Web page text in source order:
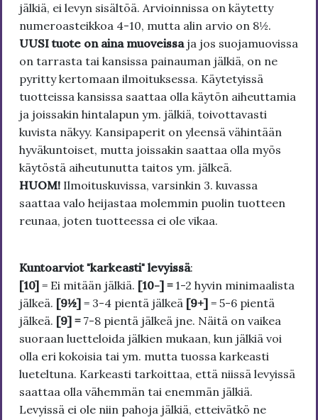
jälkiä, ei levyn sisältöä. Arvioinnissa on käytetty
numeroasteikkoa 4-10, mutta alin arvio on 8½.
UUSI tuote on aina muoveissa ja jos suojamuovissa
on tarrasta tai kansissa painauman jälkiä, on ne
pyritty kertomaan ilmoituksessa. Käytetyissä
tuotteissa kansissa saattaa olla käytön aiheuttamia
ja joissakin hintalapun ym. jälkiä, toivottavasti
kuvista näkyy. Kansipaperit on yleensä vähintään
hyväkuntoiset, mutta joissakin saattaa olla myös
käytöstä aiheutunutta taitos ym. jälkeä.
HUOM! Ilmoituskuvissa, varsinkin 3. kuvassa
saattaa valo heijastaa molemmin puolin tuotteen
reunaa, joten tuotteessa ei ole vikaa.
Kuntoarviot "karkeasti" levyissä:
[10] = Ei mitään jälkiä. [10-] = 1-2 hyvin minimaalista
jälkeä. [9½] = 3-4 pientä jälkeä [9+] = 5-6 pientä
jälkeä. [9] = 7-8 pientä jälkeä jne. Näitä on vaikea
suoraan luetteloida jälkien mukaan, kun jälkiä voi
olla eri kokoisia tai ym. mutta tuossa karkeasti
lueteltuna. Karkeasti tarkoittaa, että niissä levyissä
saattaa olla vähemmän tai enemmän jälkiä.
Levyissä ei ole niin pahoja jälkiä, etteivätkö ne